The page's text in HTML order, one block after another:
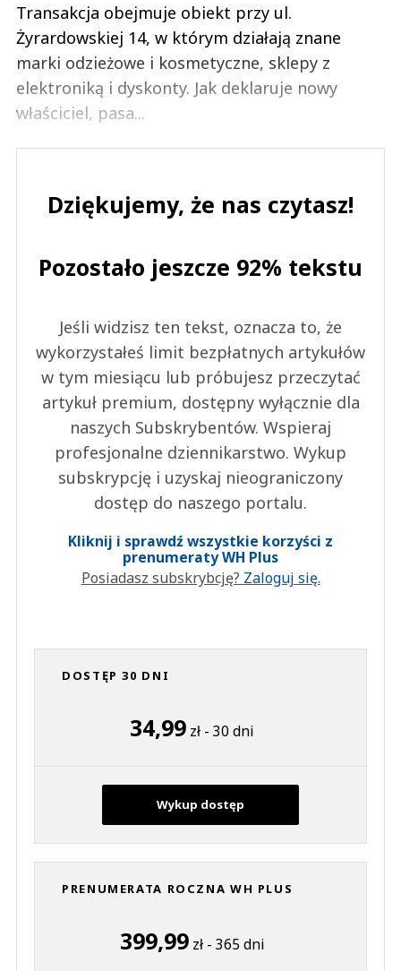
Transakcja obejmuje obiekt przy ul.
Żyrardowskiej 14, w którym działają znane
marki odzieżowe i kosmetyczne, sklepy z
elektroniką i dyskonty. Jak deklaruje nowy
właściciel, pasa...
Dziękujemy, że nas czytasz!
Pozostało jeszcze 92% tekstu
Jeśli widzisz ten tekst, oznacza to, że
wykorzystałeś limit bezpłatnych artykułów
w tym miesiącu lub próbujesz przeczytać
artykuł premium, dostępny wyłącznie dla
naszych Subskrybentów. Wspieraj
profesjonalne dziennikarstwo. Wykup
subskrypcję i uzyskaj nieograniczony
dostęp do naszego portalu.
Kliknij i sprawdź wszystkie korzyści z
prenumeraty WH Plus
Posiadasz subskrybcję? Zaloguj się.
DOSTĘP 30 DNI
34,99 zł - 30 dni
Wykup dostęp
PRENUMERATA ROCZNA WH PLUS
399,99zł - 365 dni